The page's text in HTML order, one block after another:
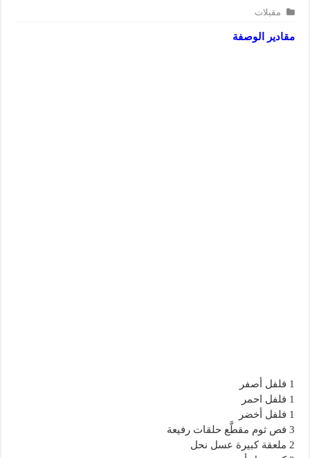
مقبلات
مقادير الوصفة
1 فلفل أصفر
1 فلفل احمر
1 فلفل أخضر
3 فص ثوم مقطَّع حلقات رفيعة
2 ملعقة كبيرة عسل نحل